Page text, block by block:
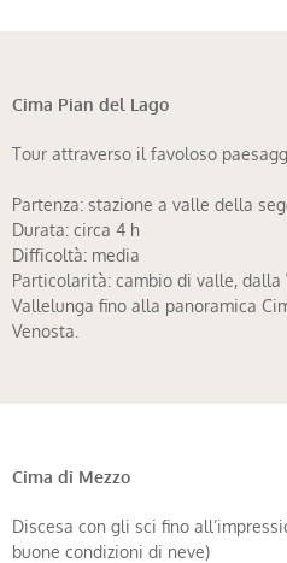
Cima Pian del Lago
Tour attraverso il favoloso
Partenza: stazione a valle della
Durata: circa 4 h
Difficoltà: media
Particolarità: cambio di valle, dalla
Vallelunga fino alla panoramica
Venosta.
Cima di Mezzo
Discesa con gli sci fino
buone condizioni di neve)